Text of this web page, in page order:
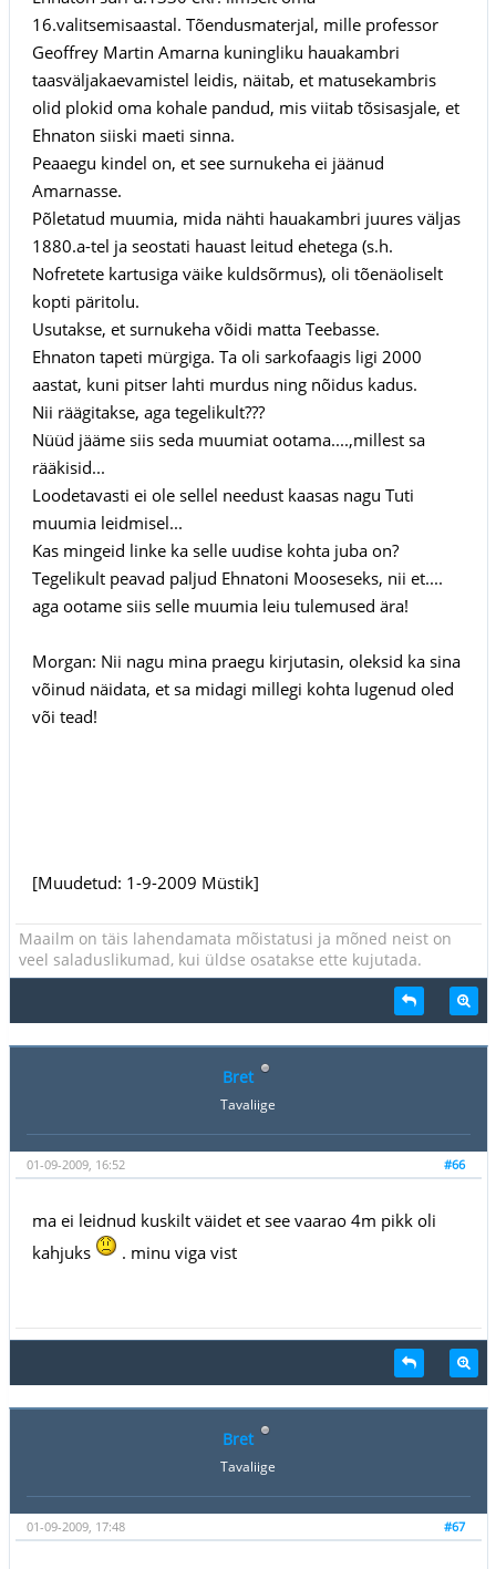
16.valitsemisaastal. Tõendusmaterjal, mille professor
Geoffrey Martin Amarna kuningliku hauakambri
taasväljakaevamistel leidis, näitab, et matusekambris
olid plokid oma kohale pandud, mis viitab tõsisasjale, et
Ehnaton siiski maeti sinna.
Peaaegu kindel on, et see surnukeha ei jäänud
Amarnasse.
Põletatud muumia, mida nähti hauakambri juures väljas
1880.a-tel ja seostati hauast leitud ehetega (s.h.
Nofretete kartusiga väike kuldsõrmus), oli tõenäoliselt
kopti päritolu.
Usutakse, et surnukeha võidi matta Teebasse.
Ehnaton tapeti mürgiga. Ta oli sarkofaagis ligi 2000
aastat, kuni pitser lahti murdus ning nõidus kadus.
Nii räägitakse, aga tegelikult???
Nüüd jääme siis seda muumiat ootama....,millest sa
rääkisid...
Loodetavasti ei ole sellel needust kaasas nagu Tuti
muumia leidmisel...
Kas mingeid linke ka selle uudise kohta juba on?
Tegelikult peavad paljud Ehnatoni Mooseseks, nii et....
aga ootame siis selle muumia leiu tulemused ära!
Morgan: Nii nagu mina praegu kirjutasin, oleksid ka sina
võinud näidata, et sa midagi millegi kohta lugenud oled
või tead!
[Muudetud: 1-9-2009 Müstik]
Maailm on täis lahendamata mõistatusi ja mõned neist on
veel saladuslikumad, kui üldse osatakse ette kujutada.
Bret
Tavaliige
#66
01-09-2009, 16:52
ma ei leidnud kuskilt väidet et see vaarao 4m pikk oli
kahjuks
. minu viga vist
Bret
Tavaliige
#67
01-09-2009, 17:48